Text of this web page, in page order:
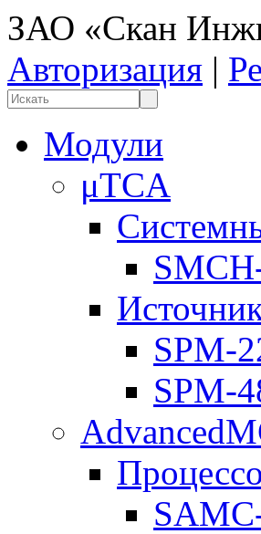
ЗАО «Скан
Авторизация |
Модули
μTCA
SPM-
SPM-